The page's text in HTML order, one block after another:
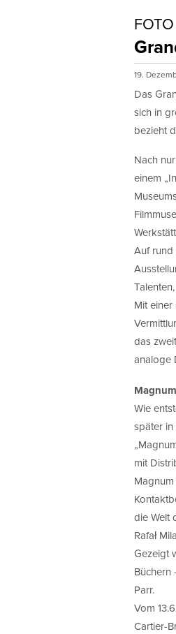
19.
Das
sich in
bezieht
Nach
einem
Auf rund
Mit
das
analoge
Wie
später
mit
die Welt
Rafał
Gezeigt
Büchern
Parr.
Vom
Cartier-